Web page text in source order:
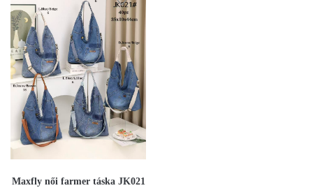
Maxfly női farmer táska JK021